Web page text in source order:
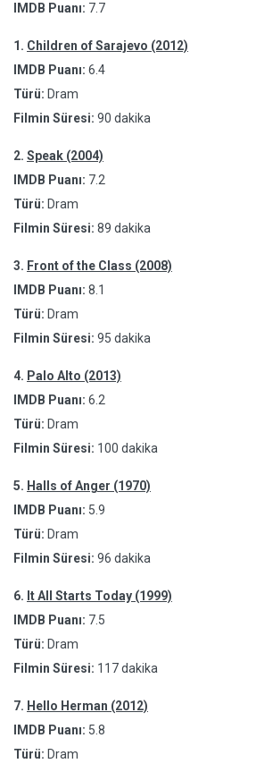
IMDB Puanı: 7.7
1. Children of Sarajevo (2012)
IMDB Puanı: 6.4
Türü: Dram
Filmin Süresi: 90 dakika
2. Speak (2004)
IMDB Puanı: 7.2
Türü: Dram
Filmin Süresi: 89 dakika
3. Front of the Class (2008)
IMDB Puanı: 8.1
Türü: Dram
Filmin Süresi: 95 dakika
4. Palo Alto (2013)
IMDB Puanı: 6.2
Türü: Dram
Filmin Süresi: 100 dakika
5. Halls of Anger (1970)
IMDB Puanı: 5.9
Türü: Dram
Filmin Süresi: 96 dakika
6. It All Starts Today (1999)
IMDB Puanı: 7.5
Türü: Dram
Filmin Süresi: 117 dakika
7. Hello Herman (2012)
IMDB Puanı: 5.8
Türü: Dram